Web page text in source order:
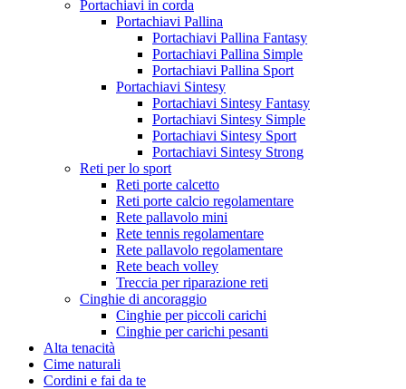
Portachiavi in corda
Portachiavi Pallina
Portachiavi Pallina Fantasy
Portachiavi Pallina Simple
Portachiavi Pallina Sport
Portachiavi Sintesy
Portachiavi Sintesy Fantasy
Portachiavi Sintesy Simple
Portachiavi Sintesy Sport
Portachiavi Sintesy Strong
Reti per lo sport
Reti porte calcetto
Reti porte calcio regolamentare
Rete pallavolo mini
Rete tennis regolamentare
Rete pallavolo regolamentare
Rete beach volley
Treccia per riparazione reti
Cinghie di ancoraggio
Cinghie per piccoli carichi
Cinghie per carichi pesanti
Alta tenacità
Cime naturali
Cordini e fai da te